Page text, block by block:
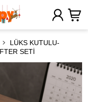
LÜKS KUTULU-
SETİ